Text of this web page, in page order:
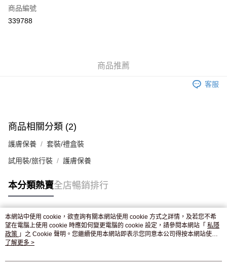
Apple Pay
付款後門市自取，訂單確認後2-4個工作天到店，7天內取。逾期後
商品編號
339788
商品推薦
客服
商品相關分類 (2)
護膚保養 套裝/禮盒裝
試用裝/旅行裝 護膚保養
本分類熱賣全店暢銷排行
熱門標籤
熱銷排行
本網站中使用 cookie，欲查詢有關本網站使用 cookie 方式之詳情，及若您不希
望在電腦上使用 cookie 時應如何變更電腦的 cookie 設定，請參閱本網站「 私隱
政策 」之 Cookie 聲明。您繼續使用本網站即表示您同意本公司得按本網站使用
條款之 Cookie 聲明使用 cookie。
了解更多 >